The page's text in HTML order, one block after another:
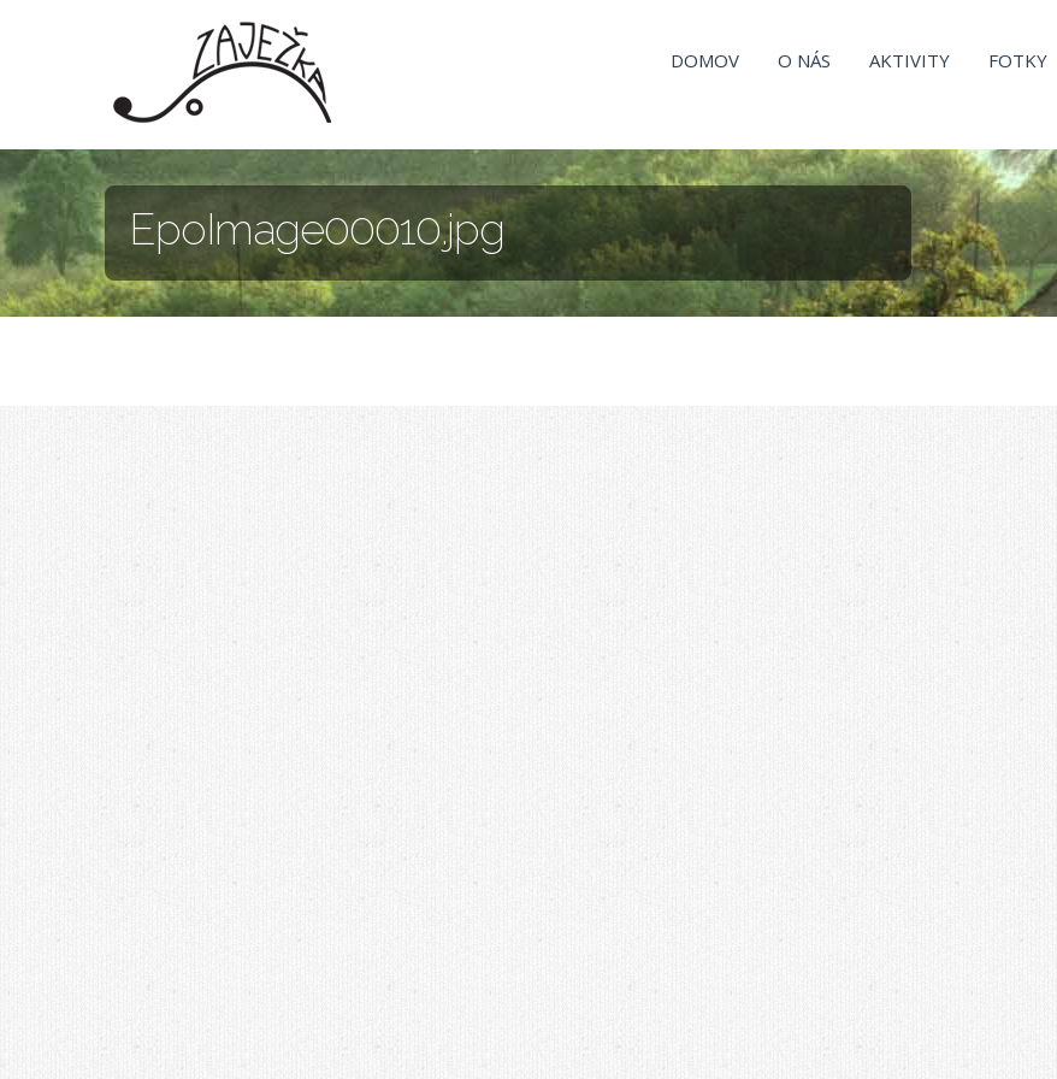
DOMOV O NÁS AKTIVITY FOTKY
EpoImage00010.jpg